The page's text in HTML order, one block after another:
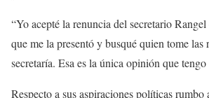
“Yo acepté la renuncia del secretario
que me la presentó y busqué quien tome las
secretaría. Esa es la única opinión que
Respecto a sus aspiraciones políticas